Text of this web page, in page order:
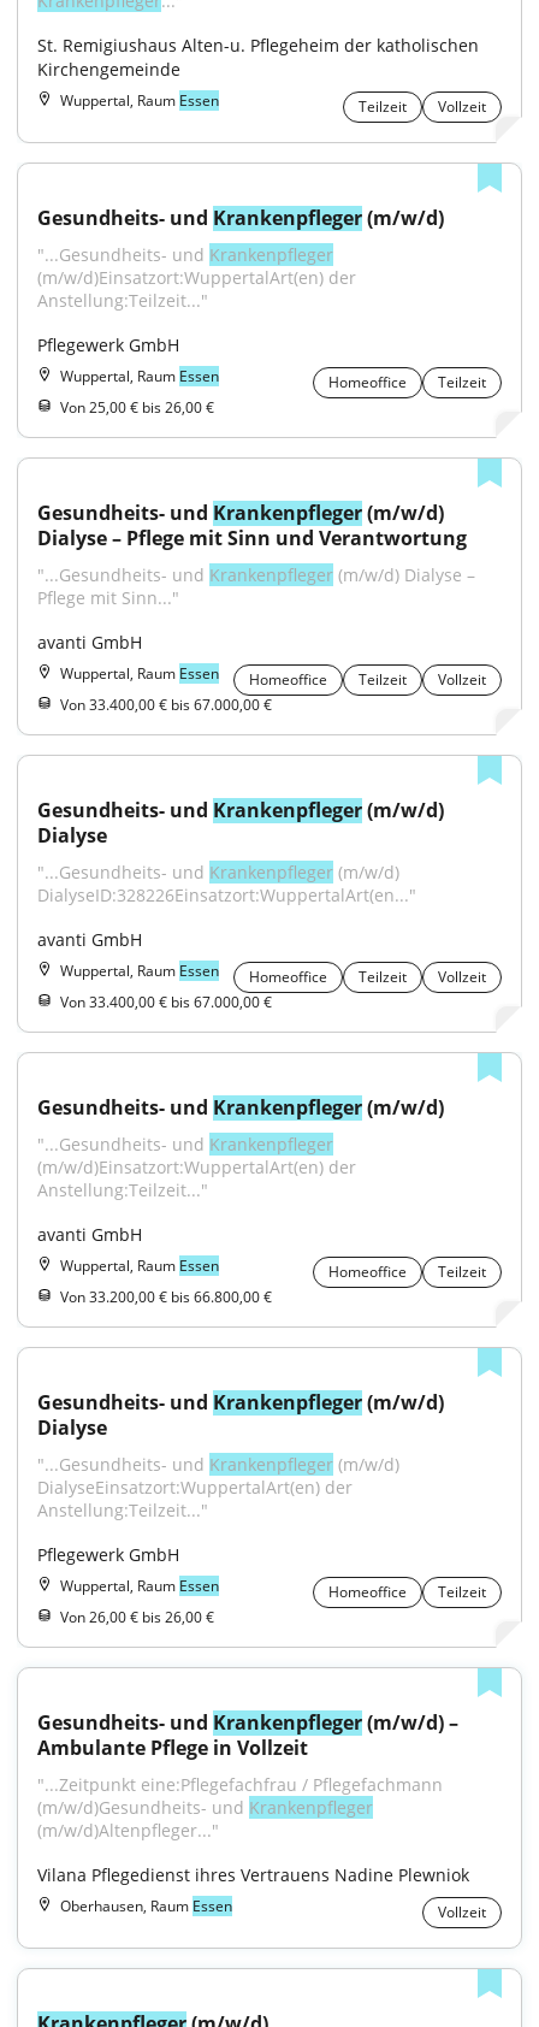
St. Remigiushaus Alten-u. Pflegeheim der katholischen
Kirchengemeinde
Wuppertal, Raum Essen Teilzeit Vollzeit
Gesundheits- und Krankenpfleger (m/w/d)
"...Gesundheits- und Krankenpfleger
(m/w/d)Einsatzort:WuppertalArt(en) der
Anstellung:Teilzeit..."
Pflegewerk GmbH
Wuppertal, Raum Essen Homeoffice
Teilzeit
Von 25,00 € bis 26,00 €
Gesundheits- und Krankenpfleger (m/w/d)
Dialyse – Pflege mit Sinn und Verantwortung
"...Gesundheits- und Krankenpfleger (m/w/d) Dialyse –
Pflege mit Sinn..."
avanti GmbH
Wuppertal, Raum Essen Homeoffice Teilzeit
Vollzeit
Von 33.400,00 € bis 67.000,00 €
Gesundheits- und Krankenpfleger (m/w/d)
Dialyse
"...Gesundheits- und Krankenpfleger (m/w/d)
DialyseID:328226Einsatzort:WuppertalArt(en..."
avanti GmbH
Wuppertal, Raum Essen Homeoffice Teilzeit
Vollzeit
Von 33.400,00 € bis 67.000,00 €
Gesundheits- und Krankenpfleger (m/w/d)
"...Gesundheits- und Krankenpfleger
(m/w/d)Einsatzort:WuppertalArt(en) der
Anstellung:Teilzeit..."
avanti GmbH
Wuppertal, Raum Essen Homeoffice
Teilzeit
Von 33.200,00 € bis 66.800,00 €
Gesundheits- und Krankenpfleger (m/w/d)
Dialyse
"...Gesundheits- und Krankenpfleger (m/w/d)
DialyseEinsatzort:WuppertalArt(en) der
Anstellung:Teilzeit..."
Pflegewerk GmbH
Wuppertal, Raum Essen Homeoffice
Teilzeit
Von 26,00 € bis 26,00 €
Gesundheits- und Krankenpfleger (m/w/d) –
Ambulante Pflege in Vollzeit
"...Zeitpunkt eine:Pflegefachfrau / Pflegefachmann
(m/w/d)Gesundheits- und Krankenpfleger
(m/w/d)Altenpfleger..."
Vilana Pflegedienst ihres Vertrauens Nadine Plewniok
Oberhausen, Raum Essen Vollzeit